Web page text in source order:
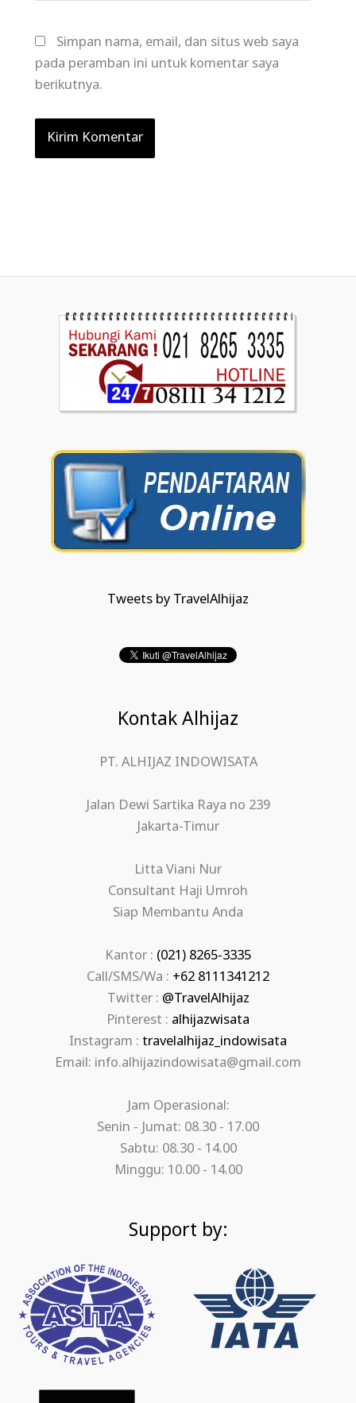
Simpan nama, email, dan situs web saya
pada peramban ini untuk komentar saya
berikutnya.
Tweets by TravelAlhijaz
Kontak Alhijaz
PT. ALHIJAZ INDOWISATA
Jalan Dewi Sartika Raya no 239
Jakarta-Timur
Litta Viani Nur
Consultant Haji Umroh
Siap Membantu Anda
Kantor : (021) 8265-3335
Call/SMS/Wa : +62 8111341212
Twitter : @TravelAlhijaz
Pinterest : alhijazwisata
Instagram : travelalhijaz_indowisata
Email: info.alhijazindowisata@gmail.com
Jam Operasional:
Senin - Jumat: 08.30 - 17.00
Sabtu: 08.30 - 14.00
Minggu: 10.00 - 14.00
Support by: